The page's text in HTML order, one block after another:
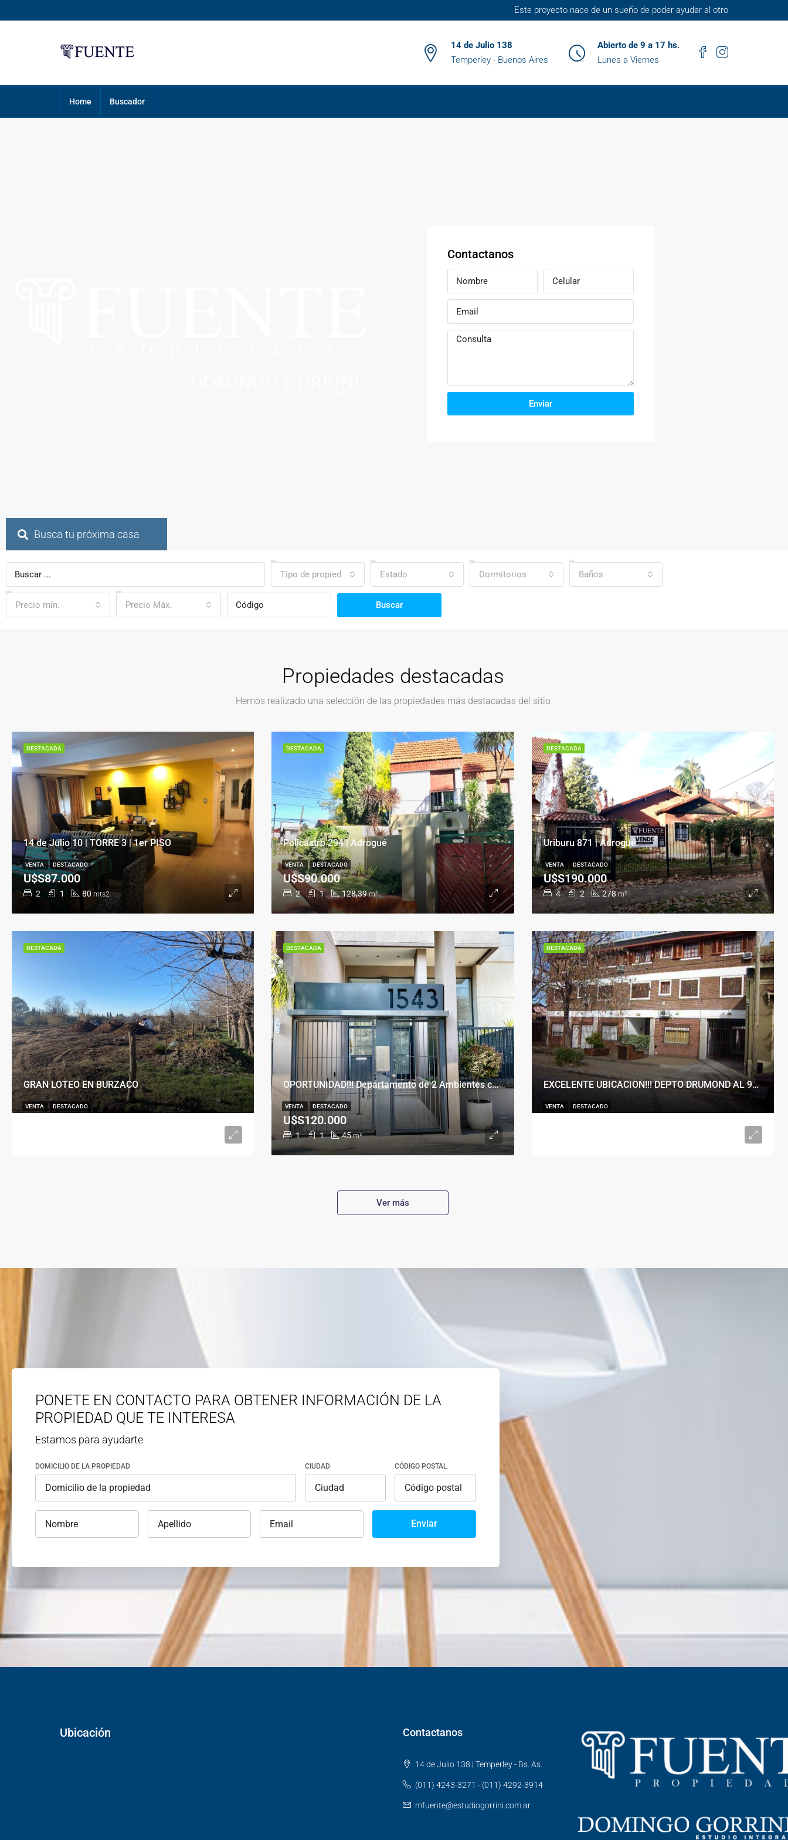
Este proyecto nace de un sueño de poder ayudar al otro
14 de Julio 138
Temperley - Buenos Aires
Abierto de 9 a 17 hs.
Lunes a Viernes
Home Buscador
Contactanos
Enviar
Busca tu próxima casa
Tipo de propiedad Estado Dormitorios Baños
Precio mín. Precio Máx. Buscar
Propiedades destacadas
Hemos realizado una selección de las propiedades más destacadas del sitio
14 de Julio 10 | TORRE 3 | 1er PISO
2 1 80 mts2
U$S87.000
VENTA DESTACADO
DESTACADA
Policastro 294 | Adrogué
2 1 128,39 m²
U$S90.000
VENTA DESTACADO
DESTACADA
Uriburu 871 | Adrogué
4 2 278 m²
U$S190.000
VENTA DESTACADO
DESTACADA
GRAN LOTEO EN BURZACO
VENTA DESTACADO
DESTACADA
OPORTUNIDAD!!! Departamento de 2 Ambientes con Cochera en Banfield Este
1 1 45 m²
U$S120.000
VENTA DESTACADO
DESTACADA
EXCELENTE UBICACION!!! DEPTO DRUMOND AL 900
VENTA DESTACADO
DESTACADA
Ver más
PONETE EN CONTACTO PARA OBTENER INFORMACIÓN DE LA
PROPIEDAD QUE TE INTERESA
Estamos para ayudarte
DOMICILIO DE LA PROPIEDAD CIUDAD CÓDIGO POSTAL
Enviar
Ubicación Contactanos
14 de Julio 138 | Temperley - Bs. As.
(011) 4243-3271 - (011) 4292-3914
mfuente@estudiogorrini.com.ar